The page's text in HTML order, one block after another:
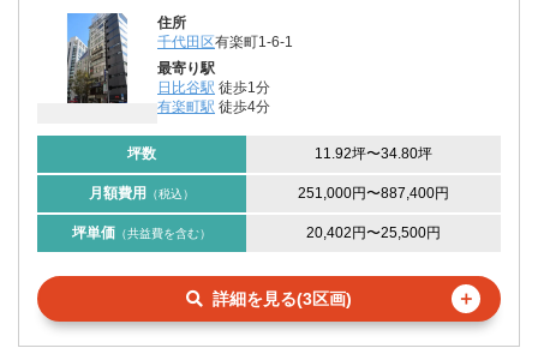
住所
千代田区有楽町1-6-1
最寄り駅
日比谷駅 徒歩1分
有楽町駅 徒歩4分
坪数 11.92坪〜34.80坪
月額費用 （税込） 251,000円〜887,400円
坪単価 （共益費を含む） 20,402円〜25,500円
詳細を見る(3区画) ＋